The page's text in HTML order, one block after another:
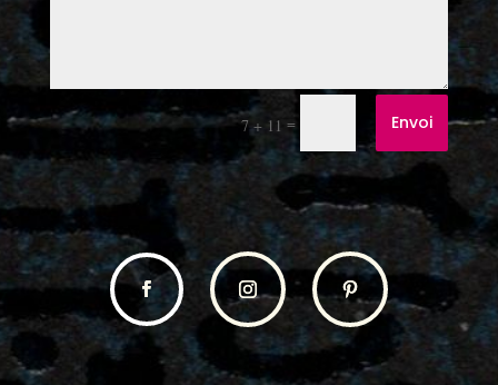
7 + 11 = Envoi